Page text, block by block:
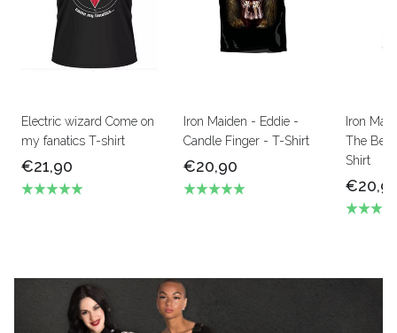
Electric wizard Come on
my fanatics T-shirt
€21,90
Iron Maiden - Eddie -
Candle Finger - T-Shirt
€20,90
Iron
The
Shirt